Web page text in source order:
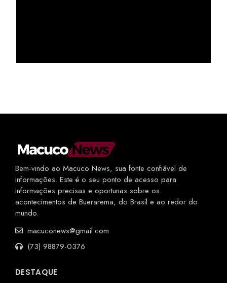
Bem-vindo ao Macuco News, sua fonte confiável de
informações. Este é o seu ponto de acesso para
informações precisas e oportunas sobre os
acontecimentos de Buerarema, do Brasil e ao redor do
mundo.
macuconews@gmail.com
(73) 98879-0376
DESTAQUE